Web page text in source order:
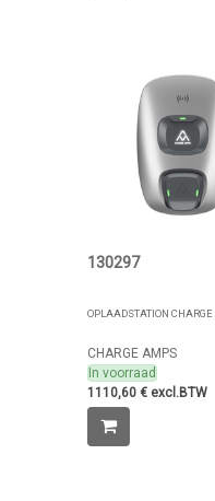
130297
OPLAADSTATION
CHARGE AMPS
In voorraad
1110,60 € excl.BTW